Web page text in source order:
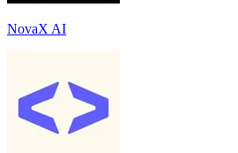
NovaX AI